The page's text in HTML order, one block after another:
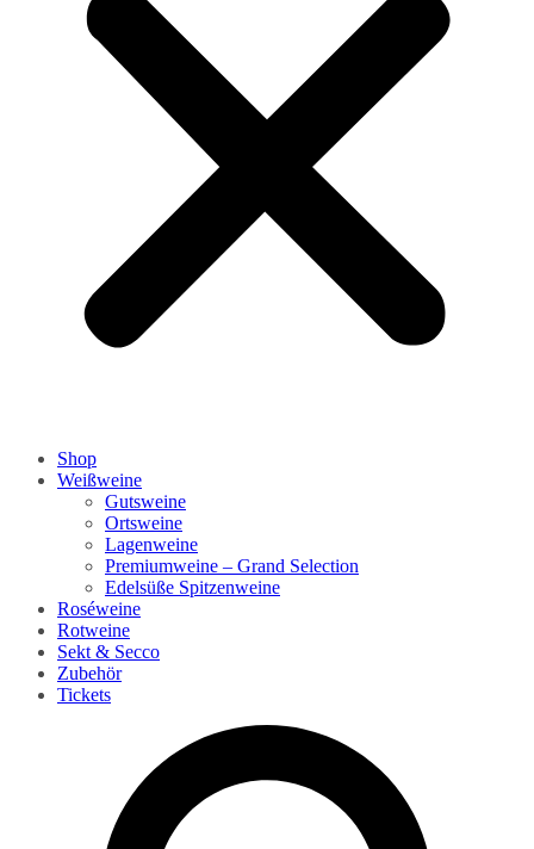
Shop
Weißweine
Gutsweine
Ortsweine
Lagenweine
Premiumweine – Grand Selection
Edelsüße Spitzenweine
Roséweine
Rotweine
Sekt & Secco
Zubehör
Tickets